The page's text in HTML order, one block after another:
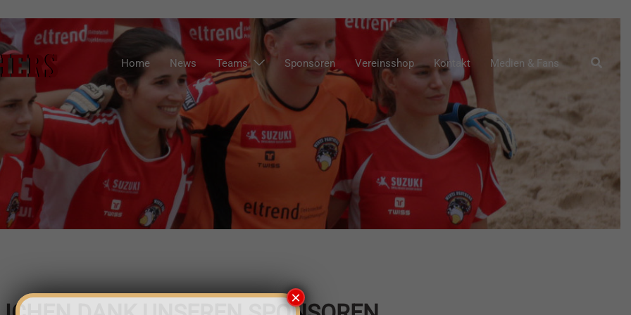
Home News Teams Sponsoren Vereinsshop Kontakt Medien & Fans Suche
×